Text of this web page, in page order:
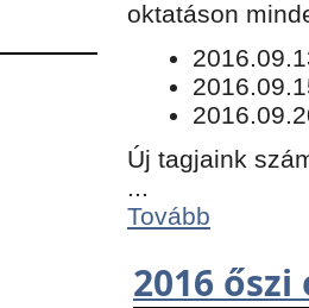
oktatáson
Új tagjaink
...
Tovább
2016